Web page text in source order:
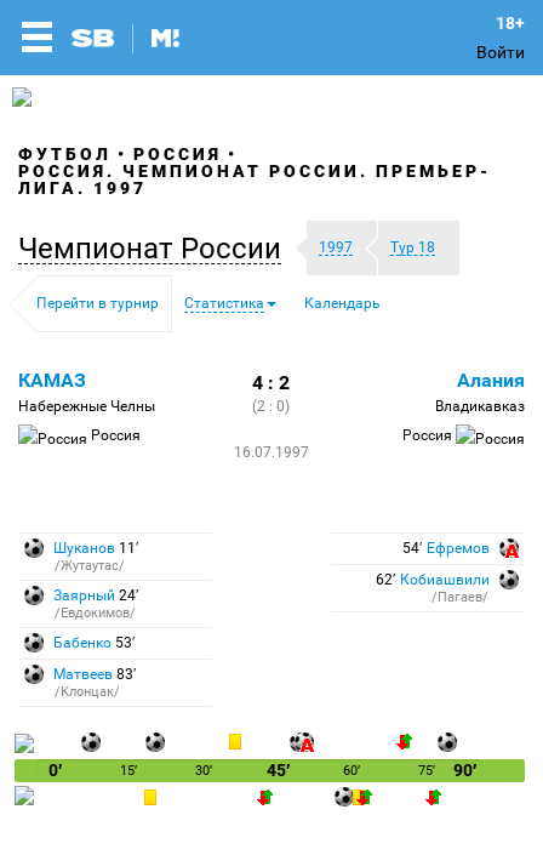
Войти
ФУТБОЛ
РОССИЯ
РОССИЯ. ЧЕМПИОНАТ РОССИИ. ПРЕМЬЕР-
ЛИГА. 1997
Чемпионат России 1997 Тур 18
Перейти в турнир Статистика Календарь
КАМАЗ
Набережные Челны
Россия
4 : 2
(2 : 0)
16.07.1997
Алания
Владикавказ
Россия
Шуканов 11′
/Жутаутас/
Заярный 24′
/Евдокимов/
Бабенко 53′
Матвеев 83′
/Клонцак/
54′ Ефремов
62′ Кобиашвили
/Пагаев/
0′ 15′ 30′ 45′ 60′ 75′ 90′